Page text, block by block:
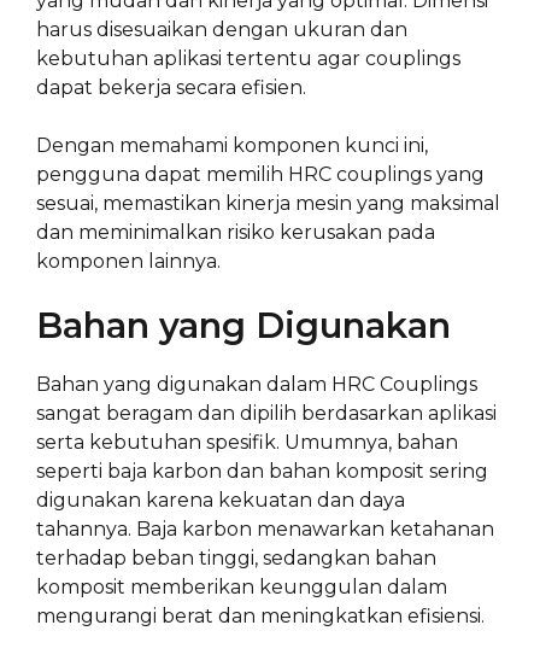
harus disesuaikan dengan ukuran dan
kebutuhan aplikasi tertentu agar couplings
dapat bekerja secara efisien.
Dengan memahami komponen kunci ini,
pengguna dapat memilih HRC couplings yang
sesuai, memastikan kinerja mesin yang maksimal
dan meminimalkan risiko kerusakan pada
komponen lainnya.
Bahan yang Digunakan
Bahan yang digunakan dalam HRC Couplings
sangat beragam dan dipilih berdasarkan aplikasi
serta kebutuhan spesifik. Umumnya, bahan
seperti baja karbon dan bahan komposit sering
digunakan karena kekuatan dan daya
tahannya. Baja karbon menawarkan ketahanan
terhadap beban tinggi, sedangkan bahan
komposit memberikan keunggulan dalam
mengurangi berat dan meningkatkan efisiensi.